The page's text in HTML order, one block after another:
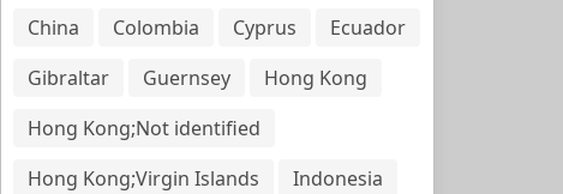
China
Colombia Cyprus
Ecuador
Gibraltar
Guernsey
Hong Kong
Hong Kong;Not identified
Hong Kong;Virgin Islands
Indonesia